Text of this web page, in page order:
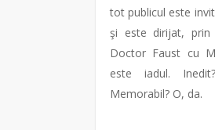
tot publicul este
şi este dirijat,
Doctor Faust cu
este iadul.
Memorabil? O, da.